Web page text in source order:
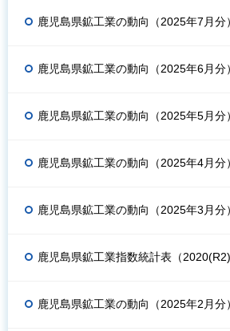
鹿児島県鉱工業の動向（2025年7月分）
鹿児島県鉱工業の動向（2025年6月分）
鹿児島県鉱工業の動向（2025年5月分）
鹿児島県鉱工業の動向（2025年4月分）
鹿児島県鉱工業の動向（2025年3月分）
鹿児島県鉱工業指数統計表（
鹿児島県鉱工業の動向（2025年2月分）